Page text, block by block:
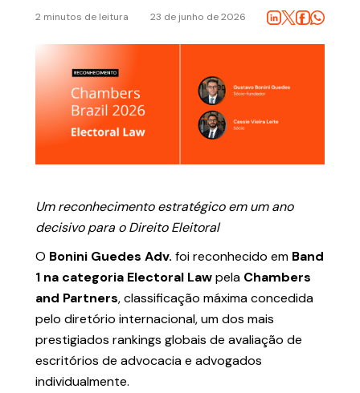
Política de Privacidade
2 minutos de leitura 23 de junho de 2026
Um reconhecimento estratégico em um ano
decisivo para o Direito Eleitoral
O Bonini Guedes Adv. foi reconhecido em Band
1 na categoria Electoral Lawpela Chambers
and Partners, classificação máxima concedida
pelo diretório internacional, um dos mais
prestigiados rankings globais de avaliação de
escritórios de advocacia e advogados
individualmente.